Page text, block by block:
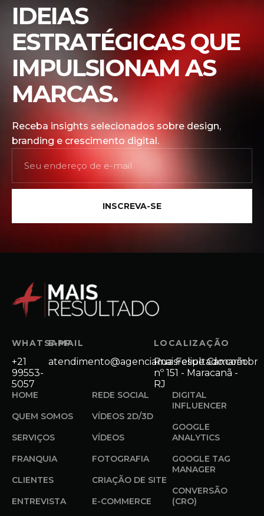
IDEIAS
ESTRATÉGICAS QUE
IMPULSIONAM AS
MARCAS.
Receba insights selecionados sobre design,
branding e crescimento digital.
INSCREVA-SE
WHATSAPP
+21
99553-
5057
E-MAIL
atendimento@agenciamaisresultado.com.br
LOCALIZAÇÃO
Rua Felipe Camarão
nº 151 - Maracanã -
RJ
HOME
QUEM SOMOS
SERVIÇOS
FRANQUIA
CLIENTES
ENTREVISTA
REDE SOCIAL
VÍDEOS 2D/3D
VÍDEOS
FOTOGRAFIA
CRIAÇÃO DE SITE
E-COMMERCE
DIGITAL
INFLUENCER
GOOGLE
ANALYTICS
GOOGLE TAG
MANAGER
CONVERSÃO
(CRO)